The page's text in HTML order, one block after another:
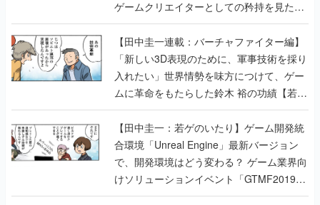
ゲームクリエイターとしての矜持を見た
【若ゲのいたり最終回】
【田中圭一連載：バーチャファイター編】
「新しい3D表現のために、軍事技術を採り
入れたい」世界情勢を味方につけて、ゲー
ムに革命をもたらした鈴木 裕の功績【若ゲ
のいたり】
【田中圭一：若ゲのいたり】ゲーム開発統
合環境「Unreal Engine」最新バージョン
で、開発環境はどう変わる？ ゲーム業界向
けソリューションイベント「GTMF2019」
に行って、より理解を深めよう【PR】